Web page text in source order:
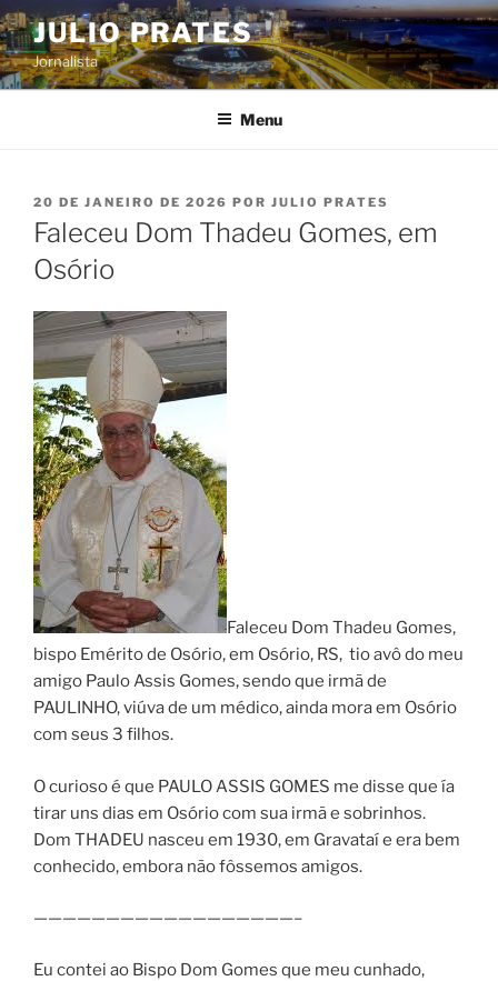
Pular
para
o
conteúdo
JULIO PRATES
Jornalista
Menu
PUBLICADO
EM
20 DE JANEIRO DE 2026 POR JULIO PRATES
Faleceu Dom Thadeu Gomes, em
Osório
Faleceu Dom Thadeu Gomes,
bispo Emérito de Osório, em Osório, RS, tio avô do meu
amigo Paulo Assis Gomes, sendo que irmã de
PAULINHO, viúva de um médico, ainda mora em Osório
com seus 3 filhos.
O curioso é que PAULO ASSIS GOMES me disse que ía
tirar uns dias em Osório com sua irmã e sobrinhos.
Dom THADEU nasceu em 1930, em Gravataí e era bem
conhecido, embora não fôssemos amigos.
——————————————————–
Eu contei ao Bispo Dom Gomes que meu cunhado,